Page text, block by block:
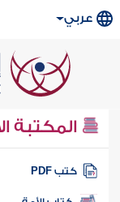
عربي
المكتبة
كتب PDF